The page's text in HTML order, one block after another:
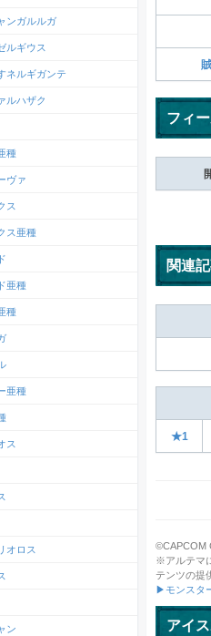
フィ
関連
★1
©CAPCOM
※アルテマ
テンツの提
▶モンスタ
アイ
ンガルルガ
ルギウス
ネルギガンテ
ルハザク
種
ヴァ
ス
ス亜種
亜種
種
亜種
ス
オロス
ン